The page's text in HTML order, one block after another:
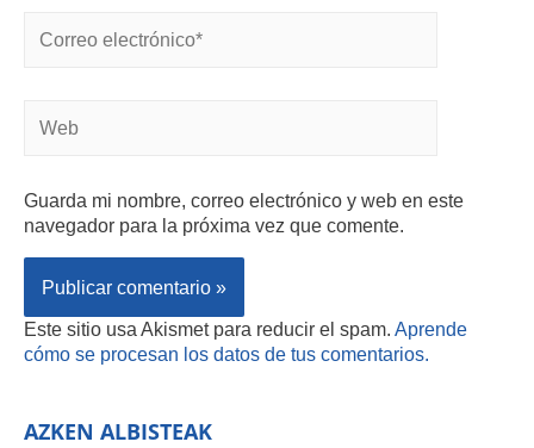
Guarda mi nombre, correo electrónico y web en este
navegador para la próxima vez que comente.
Este sitio usa Akismet para reducir el spam. Aprende
cómo se procesan los datos de tus comentarios.
AZKEN ALBISTEAK